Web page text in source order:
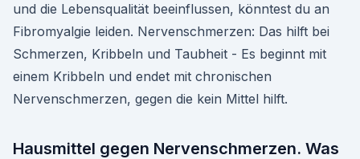
und die Lebensqualität beeinflussen, könntest du an
Fibromyalgie leiden. Nervenschmerzen: Das hilft bei
Schmerzen, Kribbeln und Taubheit - Es beginnt mit
einem Kribbeln und endet mit chronischen
Nervenschmerzen, gegen die kein Mittel hilft.
Hausmittel gegen Nervenschmerzen. Was